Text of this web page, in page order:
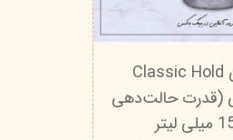
ژل مو قوی Classic Hold
(قدرت حالت‌دهی